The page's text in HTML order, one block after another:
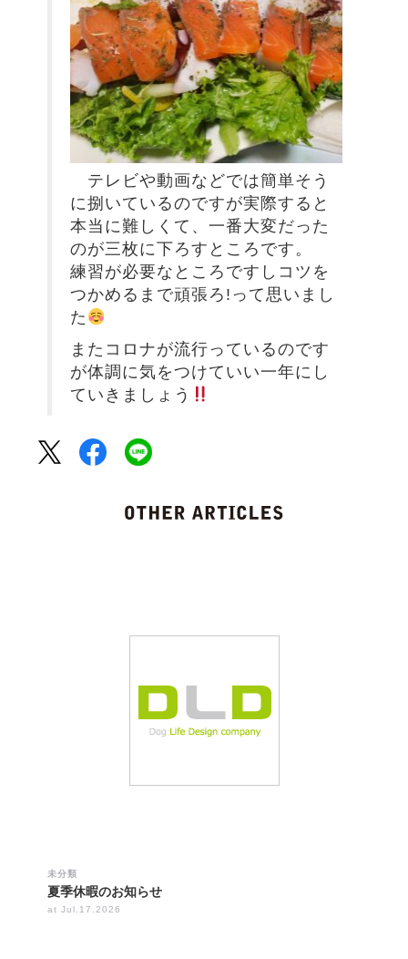
テレビや動画などでは簡単そう
に捌いているのですが実際すると
本当に難しくて、一番大変だった
のが三枚に下ろすところです。
練習が必要なところですしコツを
つかめるまで頑張ろ!って思いまし
た
またコロナが流行っているのです
が体調に気をつけていい一年にし
ていきましょう
未分類
夏季休暇のお知らせ
at Jul.17.2026